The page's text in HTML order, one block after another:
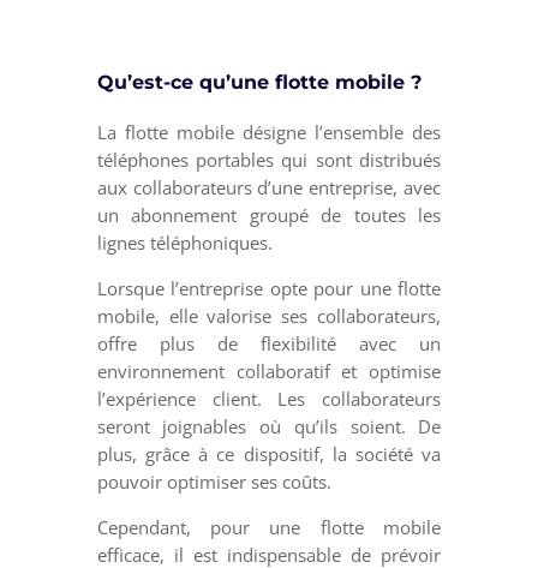
Qu’est-ce qu’une flotte mobile ?
La flotte mobile désigne l’ensemble des
téléphones portables qui sont distribués
aux collaborateurs d’une entreprise, avec
un abonnement groupé de toutes les
lignes téléphoniques.
Lorsque l’entreprise opte pour une flotte
mobile, elle valorise ses collaborateurs,
offre plus de flexibilité avec un
environnement collaboratif et optimise
l’expérience client. Les collaborateurs
seront joignables où qu’ils soient. De
plus, grâce à ce dispositif, la société va
pouvoir optimiser ses coûts.
Cependant, pour une flotte mobile
efficace, il est indispensable de prévoir